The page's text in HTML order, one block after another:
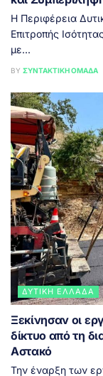
Η Περιφέρεια
Επιτροπής
με...
BY ΣΥΝΤΑΚΤΙΚΉ ΟΜΆΔΑ
ΔΥΤΙΚΉ ΕΛΛΆΔΑ
Ξεκίνησαν οι
δίκτυο από τη
Αστακό
Την έναρξη των